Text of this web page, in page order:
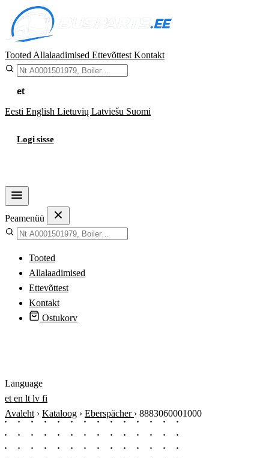
Tooted Allalaadimised Ettevõttest Kontakt
et
Eesti English Lietuvių Latviešu Suomi
Logi sisse
Peamenüü
Tooted
Allalaadimised
Ettevõttest
Kontakt
Ostukorv
Language
et en lt lv fi
Avaleht › Kataloog › Eberspächer › 8883060001000